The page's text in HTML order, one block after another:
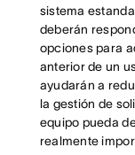
sistema
deberán
opciones para
anterior de un
ayudarán a
la gestión de
equipo pueda
realmente